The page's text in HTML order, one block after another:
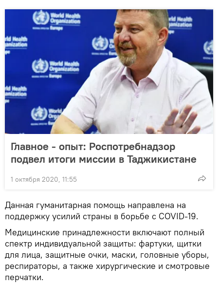
Главное - опыт: Роспотребнадзор
подвел итоги миссии в Таджикистане
1 октября 2020, 11:55
Данная гуманитарная помощь направлена на
поддержку усилий страны в борьбе с COVID-19.
Медицинские принадлежности включают полный
спектр индивидуальной защиты: фартуки, щитки
для лица, защитные очки, маски, головные уборы,
респираторы, а также хирургические и смотровые
перчатки.